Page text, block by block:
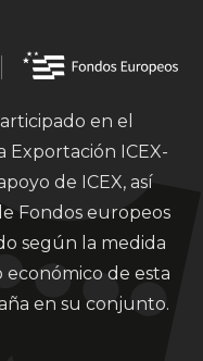
en el
Exportación ICEX-
de ICEX, así
Fondos europeos
según la medida
económico de esta
en su conjunto.